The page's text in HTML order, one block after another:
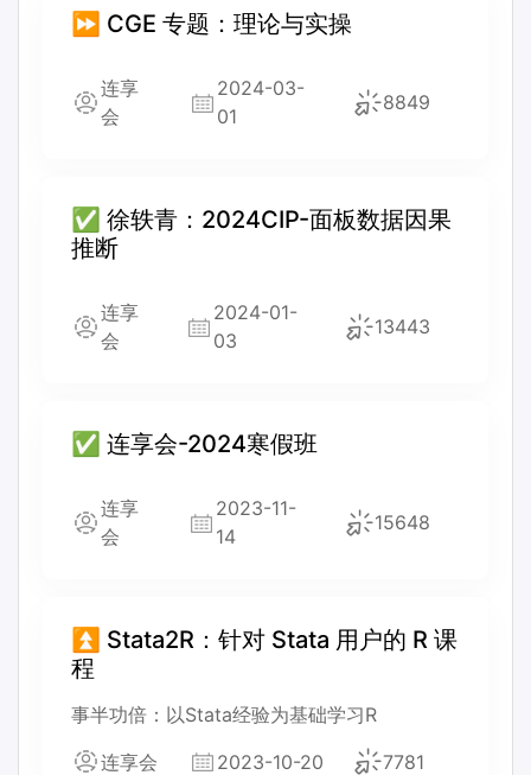
⏩ CGE 专题：理论与实操
连享
会
2024-03-
01
8849
✅ 徐轶青：2024CIP-面板数据因果
推断
连享
会
2024-01-
03
13443
✅ 连享会-2024寒假班
连享
会
2023-11-
14
15648
⏫ Stata2R：针对 Stata 用户的 R 课
程
事半功倍：以Stata经验为基础学习R
连享会
2023-10-20 7781